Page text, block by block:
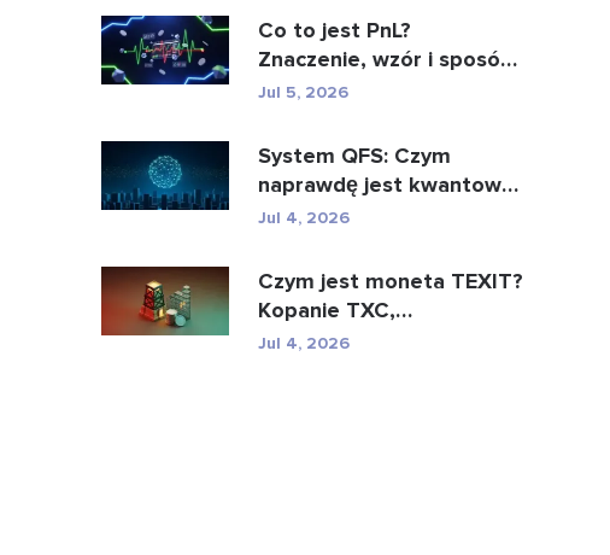
Co to jest PnL?
Znaczenie, wzór i sposób
obliczenia
Jul 5, 2026
System QFS: Czym
naprawdę jest kwantowy
system finansowy (2026)
Jul 4, 2026
Czym jest moneta TEXIT?
Kopanie TXC,
specyfikacje i ryzyko
Jul 4, 2026